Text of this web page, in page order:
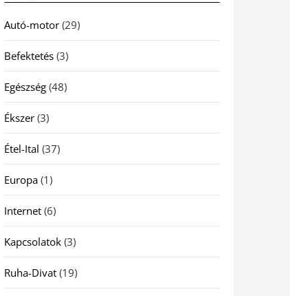
Autó-motor(29)
Befektetés(3)
Egészség(48)
Ékszer(3)
Étel-Ital (37)
Europa(1)
Internet(6)
Kapcsolatok(3)
Ruha-Divat(19)